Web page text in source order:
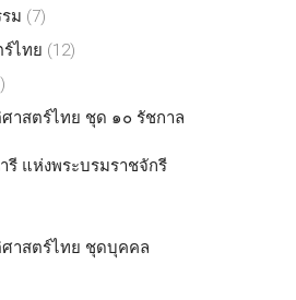
ม (7)
ไทย (12)
าสตร์ไทย ชุด ๑๐ รัชกาล
แห่งพระบรมราชจักรี
ศาสตร์ไทย ชุดบุคคล